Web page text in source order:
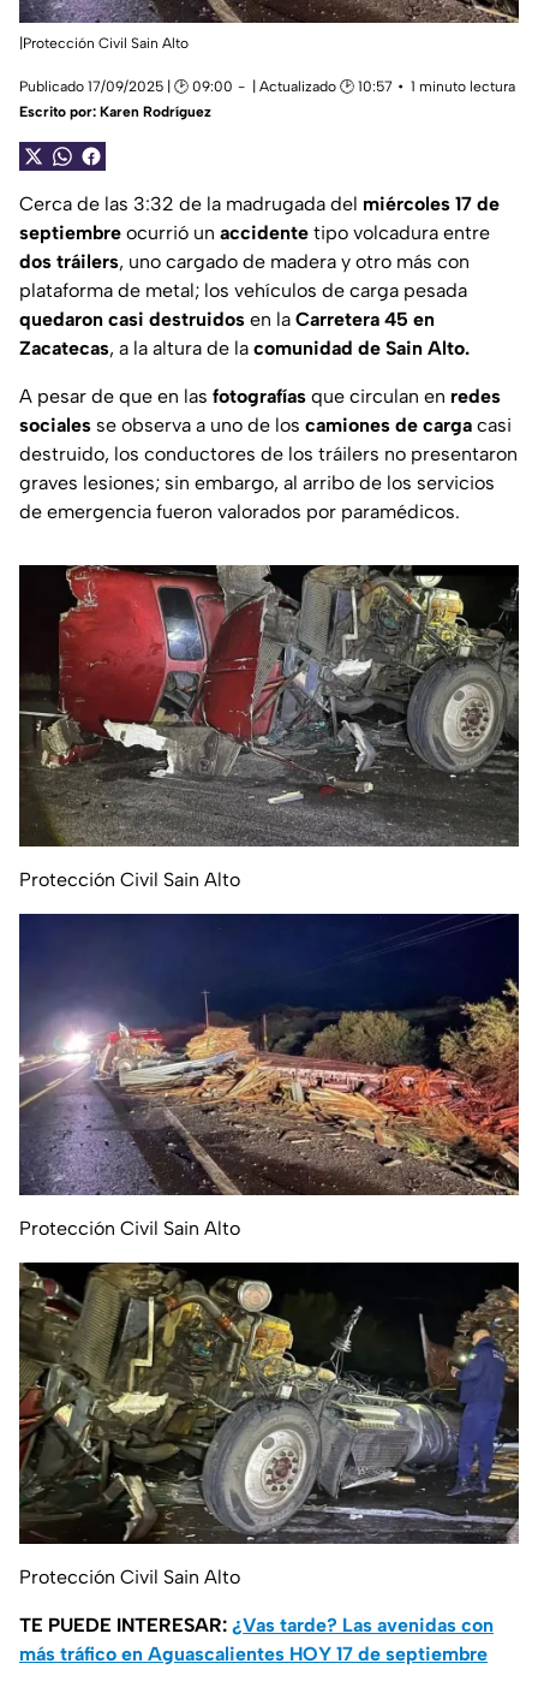
|Protección Civil Sain Alto
Publicado 17/09/2025 | 🕑 09:00 | Actualizado 🕑 10:57
1 minuto lectura
Escrito por: Karen Rodríguez
Cerca de las 3:32 de la madrugada del miércoles 17 de
septiembre ocurrió un accidente tipo volcadura entre
dos tráilers, uno cargado de madera y otro más con
plataforma de metal; los vehículos de carga pesada
quedaron casi destruidos en la Carretera 45 en
Zacatecas, a la altura de la comunidad de Sain Alto.
A pesar de que en las fotografías que circulan en redes
sociales se observa a uno de los camiones de carga casi
destruido, los conductores de los tráilers no presentaron
graves lesiones; sin embargo, al arribo de los servicios
de emergencia fueron valorados por paramédicos.
Protección Civil Sain Alto
Protección Civil Sain Alto
Protección Civil Sain Alto
TE PUEDE INTERESAR: ¿Vas tarde? Las avenidas con
más tráfico en Aguascalientes HOY 17 de septiembre